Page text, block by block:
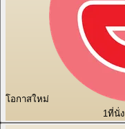
โอกาสใหม่
1ที่นั่ง